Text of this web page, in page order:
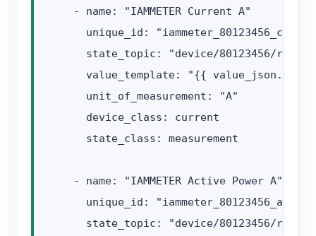
    - name: "IAMMETER Current A"
unique_id:
state_topic: "device/80123456/
value_template: "{{
      unit_of_measurement: "A"
      device_class: current
      state_class: measurement
    - name: "IAMMETER Active Power A"
unique_id:
state_topic: "device/80123456/